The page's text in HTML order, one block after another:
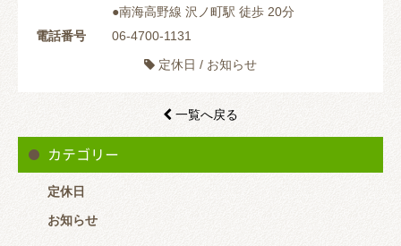
●南海高野線 沢ノ町駅 徒歩 20分
電話番号
06-4700-1131
 定休日 / お知らせ
 一覧へ戻る
カテゴリー
定休日
お知らせ